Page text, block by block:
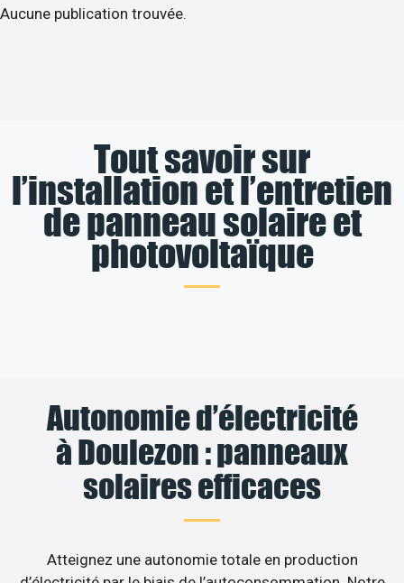
Aucune publication trouvée.
Tout savoir sur
l’installation et l’entretien
de panneau solaire et
photovoltaïque
Autonomie d’électricité
à Doulezon : panneaux
solaires efficaces
Atteignez une autonomie totale en production